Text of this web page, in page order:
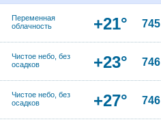
Переменная
облачность
+21° 745
Чистое небо, без
осадков
+23° 746
Чистое небо, без
осадков
+27° 746